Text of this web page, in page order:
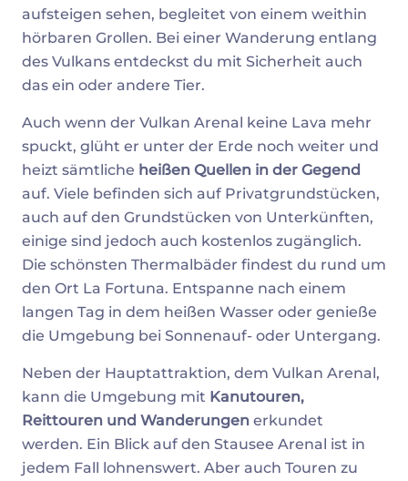
aufsteigen sehen, begleitet von einem weithin
hörbaren Grollen. Bei einer Wanderung entlang
des Vulkans entdeckst du mit Sicherheit auch
das ein oder andere Tier.
Auch wenn der Vulkan Arenal keine Lava mehr
spuckt, glüht er unter der Erde noch weiter und
heizt sämtliche heißen Quellen in der Gegend
auf. Viele befinden sich auf Privatgrundstücken,
auch auf den Grundstücken von Unterkünften,
einige sind jedoch auch kostenlos zugänglich.
Die schönsten Thermalbäder findest du rund um
den Ort La Fortuna. Entspanne nach einem
langen Tag in dem heißen Wasser oder genieße
die Umgebung bei Sonnenauf- oder Untergang.
Neben der Hauptattraktion, dem Vulkan Arenal,
kann die Umgebung mit Kanutouren,
Reittouren und Wanderungen erkundet
werden. Ein Blick auf den Stausee Arenal ist in
jedem Fall lohnenswert. Aber auch Touren zu